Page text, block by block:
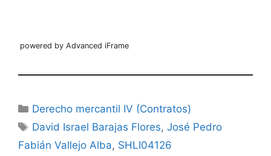
powered by Advanced iFrame
Categorías
Derecho mercantil IV (Contratos)
Etiquetas
David Israel Barajas Flores,José Pedro
Fabián Vallejo Alba, SHLI04126